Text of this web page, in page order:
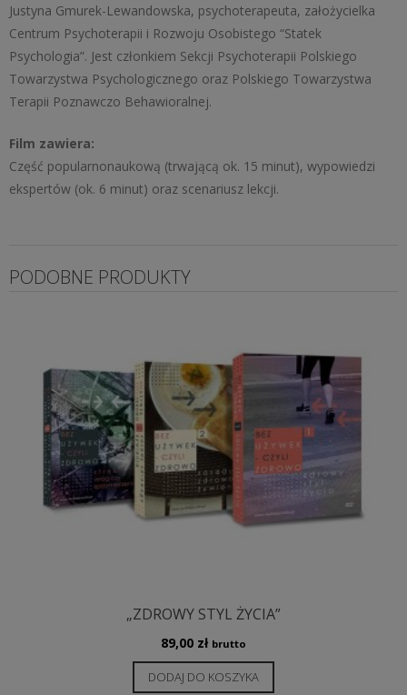
Justyna Gmurek-Lewandowska, psychoterapeuta, założycielka
Centrum Psychoterapii i Rozwoju Osobistego “Statek
Psychologia”. Jest członkiem Sekcji Psychoterapii Polskiego
Towarzystwa Psychologicznego oraz Polskiego Towarzystwa
Terapii Poznawczo Behawioralnej.
Film zawiera:
Część popularnonaukową (trwającą ok. 15 minut), wypowiedzi
ekspertów (ok. 6 minut) oraz scenariusz lekcji.
PODOBNE PRODUKTY
„ZDROWY STYL ŻYCIA”
89,00 zł brutto
DODAJ DO KOSZYKA